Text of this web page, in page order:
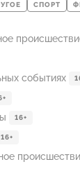
СПОРТ
событиях
16+
16+